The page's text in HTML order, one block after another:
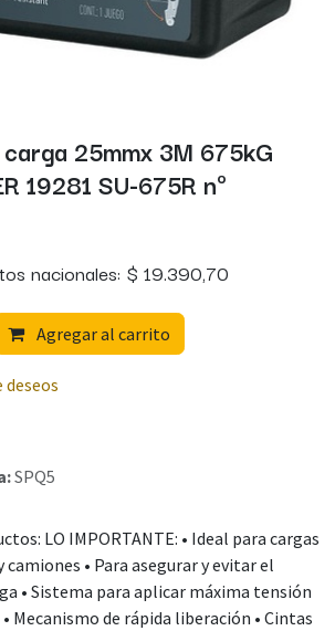
25mmx 3M 675kG
19281 SU-675R nº
nacionales: $ 19.390,70
Agregar al carrito
deseos
SPQ5
LO IMPORTANTE: • Ideal para cargas
• Para asegurar y evitar el
• Sistema para aplicar máxima tensión
Mecanismo de rápida liberación • Cintas